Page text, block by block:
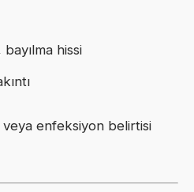
hissi
enfeksiyon belirtisi